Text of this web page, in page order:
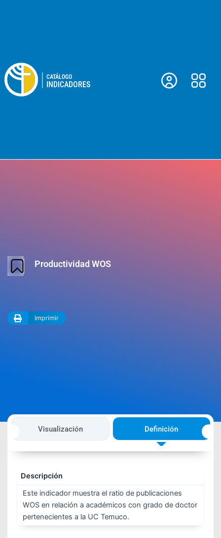
CATÁLOGO
INDICADORES
Productividad WOS
Imprimir
Visualización Definición
Descripción
Este indicador muestra el ratio de publicaciones
WOS en relación a académicos con grado de doctor
pertenecientes a la UC Temuco.